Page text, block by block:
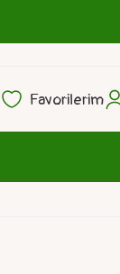
Favorilerim